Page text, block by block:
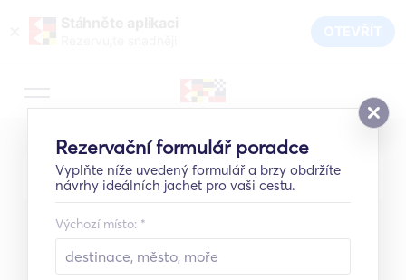
Vyhledávání
V ceně je vždy zahrnuta posádka.
Rezervační formulář poradce
Vyplňte níže uvedený formulář a brzy obdržíte
návrhy ideálních jachet pro vaši cestu.
Výchozí místo: *